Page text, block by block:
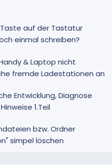
auf der Tastatur
einmal schreiben?
& Laptop nicht
fremde Ladestationen an
Entwicklung, Diagnose
1.Teil
bzw. Ordner
simpel löschen